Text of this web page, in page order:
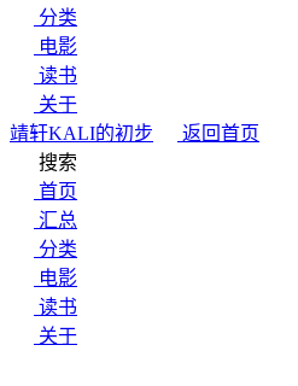
分类
电影
读书
关于
靖轩KALI的初步
返回首页
搜索
首页
汇总
分类
电影
读书
关于